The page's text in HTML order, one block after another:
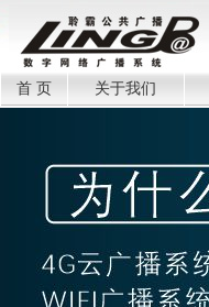
首 页 关于我们